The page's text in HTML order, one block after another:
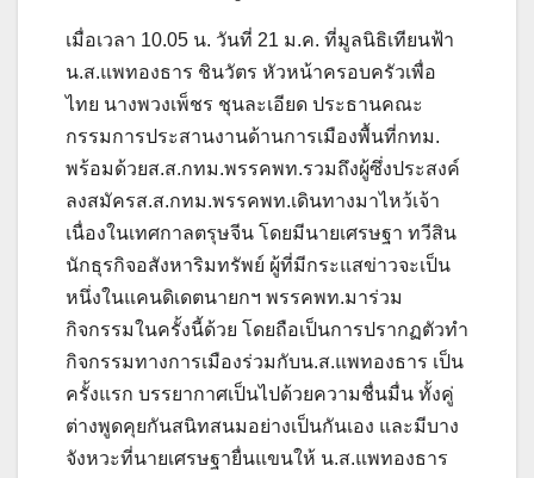
เมื่อเวลา 10.05 น. วันที่ 21 ม.ค. ที่มูลนิธิเทียนฟ้า
น.ส.แพทองธาร ชินวัตร หัวหน้าครอบครัวเพื่อ
ไทย นางพวงเพ็ชร ชุนละเอียด ประธานคณะ
กรรมการประสานงานด้านการเมืองพื้นที่กทม.
พร้อมด้วยส.ส.กทม.พรรคพท.รวมถึงผู้ซึ่งประสงค์
ลงสมัครส.ส.กทม.พรรคพท.เดินทางมาไหว้เจ้า
เนื่องในเทศกาลตรุษจีน โดยมีนายเศรษฐา ทวีสิน
นักธุรกิจอสังหาริมทรัพย์ ผู้ที่มีกระแสข่าวจะเป็น
หนึ่งในแคนดิเดตนายกฯ พรรคพท.มาร่วม
กิจกรรมในครั้งนี้ด้วย โดยถือเป็นการปรากฏตัวทำ
กิจกรรมทางการเมืองร่วมกับน.ส.แพทองธาร เป็น
ครั้งแรก บรรยากาศเป็นไปด้วยความชื่นมื่น ทั้งคู่
ต่างพูดคุยกันสนิทสนมอย่างเป็นกันเอง และมีบาง
จังหวะที่นายเศรษฐายื่นแขนให้ น.ส.แพทองธาร